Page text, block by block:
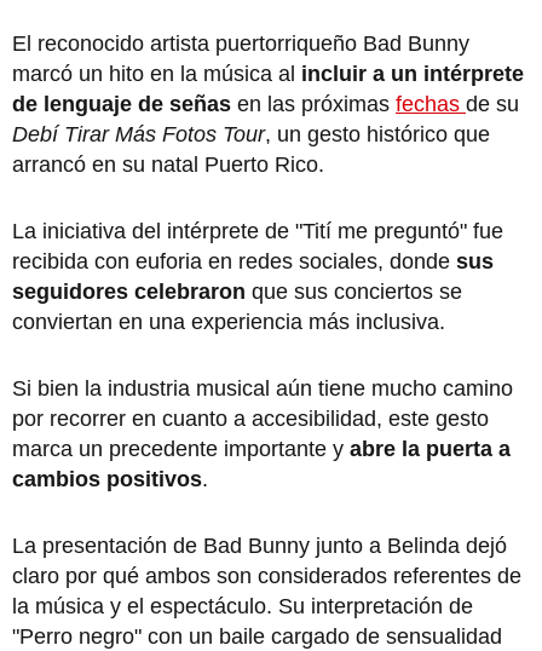
El reconocido artista puertorriqueño Bad Bunny
marcó un hito en la música al incluir a un intérprete
de lenguaje de señas en las próximas fechas de su
Debí Tirar Más Fotos Tour, un gesto histórico que
arrancó en su natal Puerto Rico.
La iniciativa del intérprete de "Tití me preguntó" fue
recibida con euforia en redes sociales, donde sus
seguidores celebraron que sus conciertos se
conviertan en una experiencia más inclusiva.
Si bien la industria musical aún tiene mucho camino
por recorrer en cuanto a accesibilidad, este gesto
marca un precedente importante y abre la puerta a
cambios positivos.
La presentación de Bad Bunny junto a Belinda dejó
claro por qué ambos son considerados referentes de
la música y el espectáculo. Su interpretación de
"Perro negro" con un baile cargado de sensualidad